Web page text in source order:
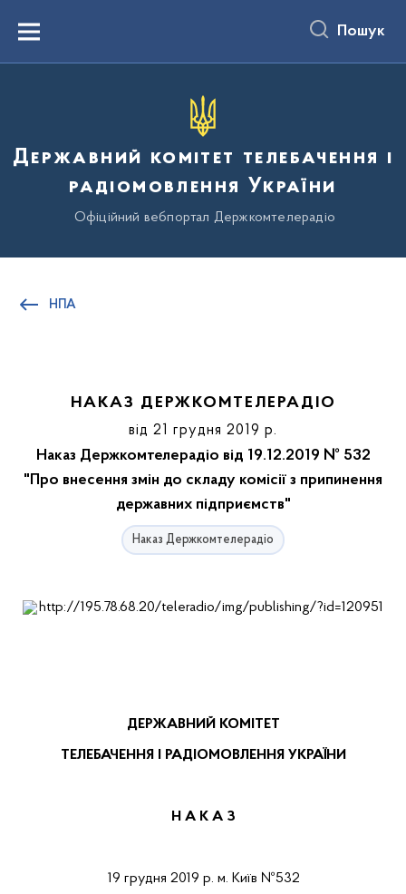
вмістуMenu Пошук
Державний комітет телебачення і
радіомовлення України
Офіційний вебпортал Держкомтелерадіо
НПА
НАКАЗ ДЕРЖКОМТЕЛЕРАДІО
від 21 грудня 2019 р.
Наказ Держкомтелерадіо від 19.12.2019 № 532
"Про внесення змін до складу комісії з припинення
державних підприємств"
Наказ Держкомтелерадіо
ДЕРЖАВНИЙ КОМІТЕТ
ТЕЛЕБАЧЕННЯ І РАДІОМОВЛЕННЯ УКРАЇНИ
Н А К А З
19 грудня 2019 р. м. Київ №532